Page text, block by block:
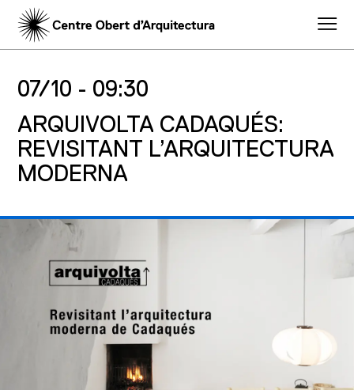
07/10 - 09:30
ARQUIVOLTA CADAQUÉS:
REVISITANT L’ARQUITECTURA
MODERNA